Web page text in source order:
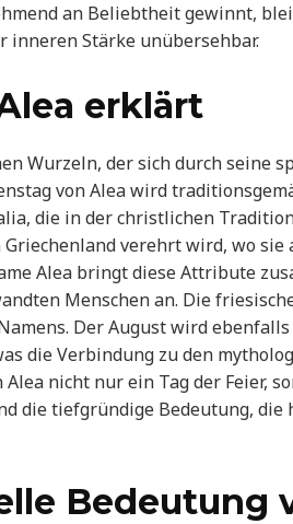
an Beliebtheit gewinnt,
inneren Stärke unübersehbar.
erklärt
Wurzeln, der sich durch seine
von Alea wird
die in der christlichen Tradition
verehrt wird, wo sie
Alea bringt diese Attribute
Menschen an. Die
Der August wird
die Verbindung zu den
nicht nur ein Tag der Feier,
die tiefgründige Bedeutung, die
Bedeutung